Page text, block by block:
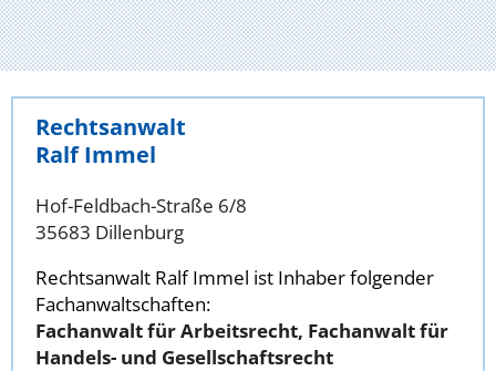
Rechtsanwalt
Ralf Immel
Hof-Feldbach-Straße 6/8
35683 Dillenburg
Rechtsanwalt Ralf Immel ist Inhaber folgender
Fachanwaltschaften:
Fachanwalt für Arbeitsrecht, Fachanwalt für
Handels- und Gesellschaftsrecht